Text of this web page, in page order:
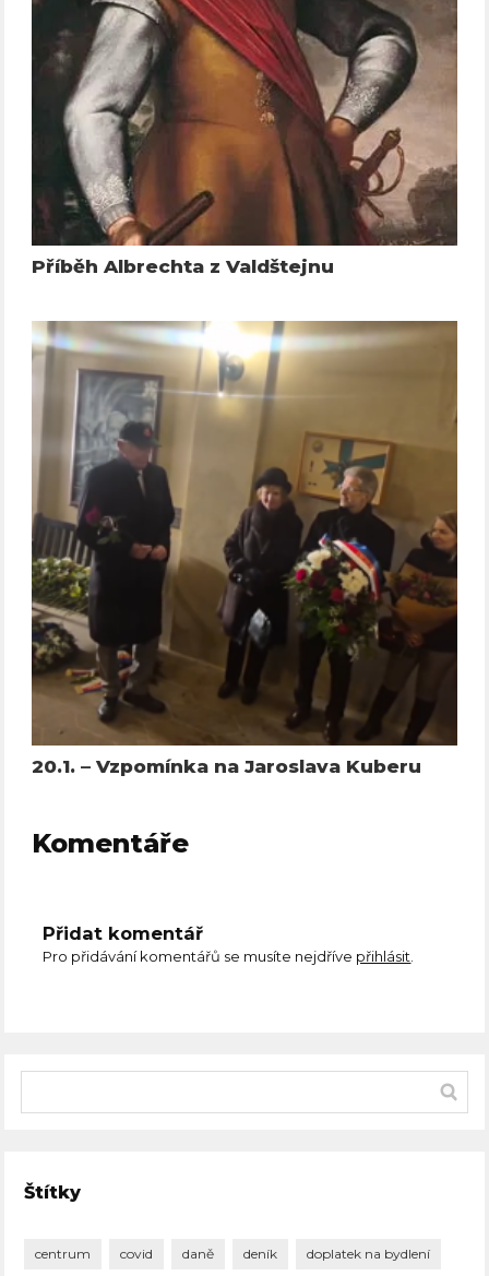
Příběh Albrechta z Valdštejnu
20.1. – Vzpomínka na Jaroslava Kuberu
Komentáře
Přidat komentář
Pro přidávání komentářů se musíte nejdříve přihlásit
Štítky
centrum covid daně deník doplatek na bydlení